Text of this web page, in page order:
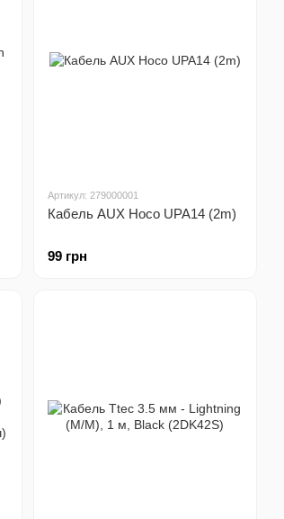
Артикул: 279000001
Кабель AUX Hoco UPA14 (2m)
99 грн